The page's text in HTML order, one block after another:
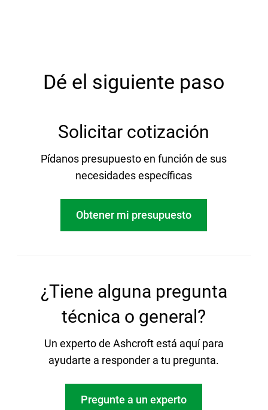
Dé el siguiente paso
Solicitar cotización
Pídanos presupuesto en función de sus
necesidades específicas
Obtener mi presupuesto
¿Tiene alguna pregunta
técnica o general?
Un experto de Ashcroft está aquí para
ayudarte a responder a tu pregunta.
Pregunte a un experto